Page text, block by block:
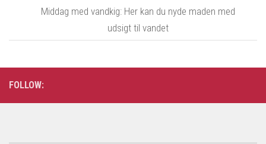
Middag med vandkig: Her kan du nyde maden med
udsigt til vandet
FOLLOW: